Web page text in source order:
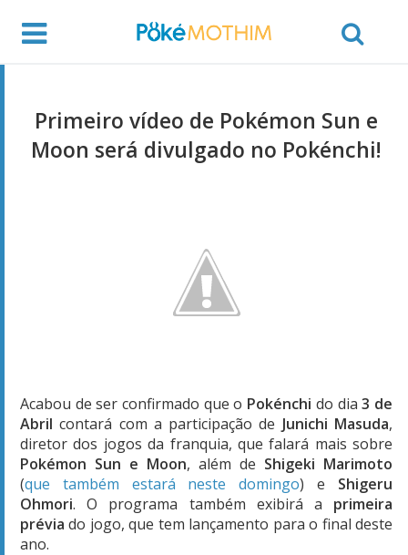
Primeiro vídeo de Pokémon Sun e
Moon será divulgado no Pokénchi!
Acabou de ser confirmado que o Pokénchi do dia 3 de
Abril contará com a participação de Junichi Masuda,
diretor dos jogos da franquia, que falará mais sobre
Pokémon Sun e Moon, além de Shigeki Marimoto
(que também estará neste domingo) e Shigeru
Ohmori. O programa também exibirá a primeira
prévia do jogo, que tem lançamento para o final deste
ano.